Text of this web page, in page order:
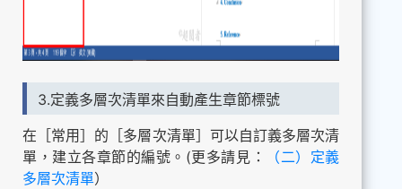
3.定義多層次清單來自動產生章節標號
在［常用］的［多層次清單］可以自訂義多層次清
單，建立各章節的編號。(更多請見：
（二）定義
多層次清單）